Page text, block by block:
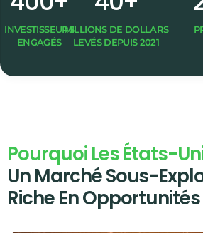
INVESTISSEURS
ENGAGÉS
MILLIONS DE DOLLARS
LEVÉS DEPUIS 2021
Pourquoi Les États-
Un Marché Sous-
Riche En Opportunités